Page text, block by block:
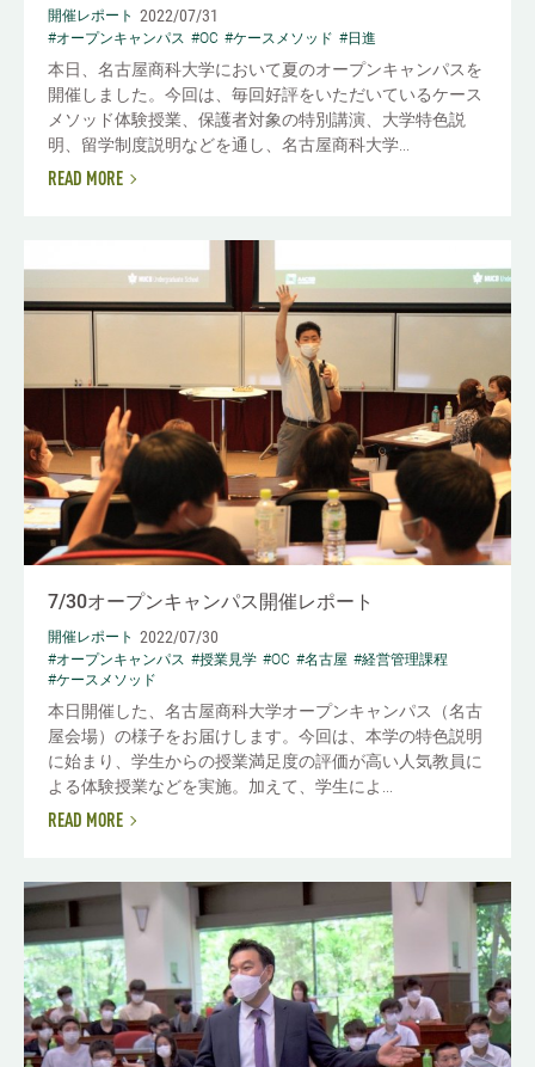
開催レポート 2022/07/31
#オープンキャンパス #OC #ケースメソッド #日進
本日、名古屋商科大学において夏のオープンキャンパスを
開催しました。今回は、毎回好評をいただいているケース
メソッド体験授業、保護者対象の特別講演、大学特色説
明、留学制度説明などを通し、名古屋商科大学...
READ MORE
7/30オープンキャンパス開催レポート
開催レポート 2022/07/30
#オープンキャンパス #授業見学 #OC #名古屋 #経営管理課程
#ケースメソッド
本日開催した、名古屋商科大学オープンキャンパス（名古
屋会場）の様子をお届けします。今回は、本学の特色説明
に始まり、学生からの授業満足度の評価が高い人気教員に
よる体験授業などを実施。加えて、学生によ...
READ MORE